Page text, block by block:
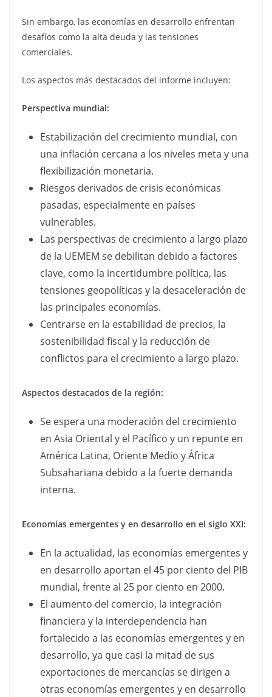
Sin embargo, las economías en desarrollo enfrentan
desafíos como la alta deuda y las tensiones
comerciales.
Los aspectos más destacados del informe incluyen:
Perspectiva mundial:
Estabilización del crecimiento mundial, con
una inflación cercana a los niveles meta y una
flexibilización monetaria.
Riesgos derivados de crisis económicas
pasadas, especialmente en países
vulnerables.
Las perspectivas de crecimiento a largo plazo
de la UEMEM se debilitan debido a factores
clave, como la incertidumbre política, las
tensiones geopolíticas y la desaceleración de
las principales economías.
Centrarse en la estabilidad de precios, la
sostenibilidad fiscal y la reducción de
conflictos para el crecimiento a largo plazo.
Aspectos destacados de la región:
Se espera una moderación del crecimiento
en Asia Oriental y el Pacífico y un repunte en
América Latina, Oriente Medio y África
Subsahariana debido a la fuerte demanda
interna.
Economías emergentes y en desarrollo en el siglo XXI:
En la actualidad, las economías emergentes y
en desarrollo aportan el 45 por ciento del PIB
mundial, frente al 25 por ciento en 2000.
El aumento del comercio, la integración
financiera y la interdependencia han
fortalecido a las economías emergentes y en
desarrollo, ya que casi la mitad de sus
exportaciones de mercancías se dirigen a
otras economías emergentes y en desarrollo